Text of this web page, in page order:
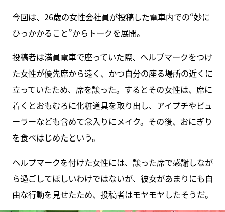
今回は、26歳の女性会社員が投稿した電車内での“妙に
ひっかかること”からトークを展開。
投稿者は満員電車で座っていた際、ヘルプマークをつけ
た女性が優先席から遠く、かつ自分の座る場所の近くに
立っていたため、席を譲った。するとその女性は、席に
着くとおもむろに化粧道具を取り出し、アイプチやビュ
ーラーなども含めて念入りにメイク。その後、おにぎり
を食べはじめたという。
ヘルプマークを付けた女性には、譲った席で感謝しなが
ら過ごしてほしいわけではないが、彼女があまりにも自
由な行動を見せたため、投稿者はモヤモヤしたそうだ。